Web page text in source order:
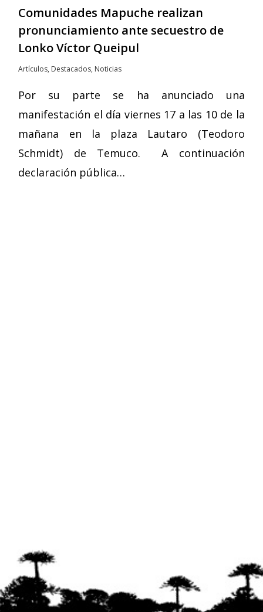
Comunidades Mapuche realizan
pronunciamiento ante secuestro de
Lonko Víctor Queipul
Artículos, Destacados, Noticias
Por su parte se ha anunciado una
manifestación el día viernes 17 a las 10 de la
mañana en la plaza Lautaro (Teodoro
Schmidt) de Temuco. A continuación
declaración pública…